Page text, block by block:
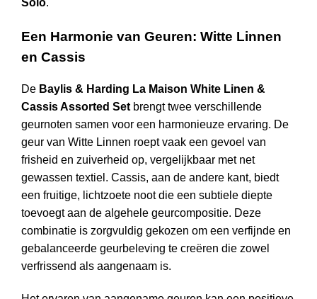
Een Harmonie van Geuren: Witte Linnen
en Cassis
De Baylis & Harding La Maison White Linen &
Cassis Assorted Set brengt twee verschillende
geurnoten samen voor een harmonieuze ervaring. De
geur van Witte Linnen roept vaak een gevoel van
frisheid en zuiverheid op, vergelijkbaar met net
gewassen textiel. Cassis, aan de andere kant, biedt
een fruitige, lichtzoete noot die een subtiele diepte
toevoegt aan de algehele geurcompositie. Deze
combinatie is zorgvuldig gekozen om een verfijnde en
gebalanceerde geurbeleving te creëren die zowel
verfrissend als aangenaam is.